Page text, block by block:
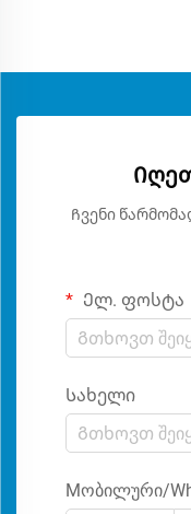
Ჩვენი
Ელ. ფოსტა
Სახელი
Мობილური/